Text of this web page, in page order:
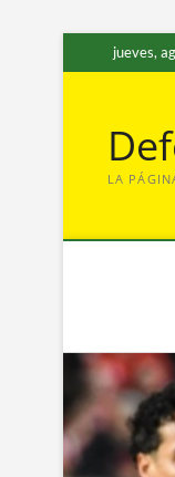
al
jueves,
LA